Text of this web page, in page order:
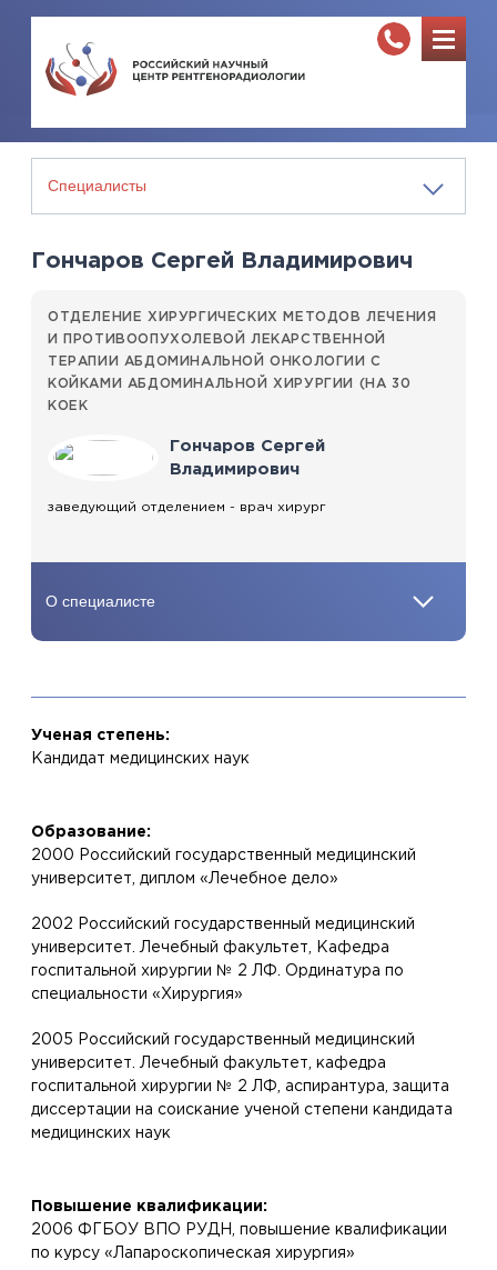
Гончаров Сергей Владимирович
ОТДЕЛЕНИЕ ХИРУРГИЧЕСКИХ МЕТОДОВ ЛЕЧЕНИЯ
И ПРОТИВООПУХОЛЕВОЙ ЛЕКАРСТВЕННОЙ
ТЕРАПИИ АБДОМИНАЛЬНОЙ ОНКОЛОГИИ С
КОЙКАМИ АБДОМИНАЛЬНОЙ ХИРУРГИИ (НА 30
КОЕК
Гончаров Сергей
Владимирович
заведующий отделением - врач хирург
Ученая степень:
Кандидат медицинских наук
Образование:
2000 Российский государственный медицинский
университет, диплом «Лечебное дело»
2002 Российский государственный медицинский
университет. Лечебный факультет, Кафедра
госпитальной хирургии № 2 ЛФ. Ординатура по
специальности «Хирургия»
2005 Российский государственный медицинский
университет. Лечебный факультет, кафедра
госпитальной хирургии № 2 ЛФ, аспирантура, защита
диссертации на соискание ученой степени кандидата
медицинских наук
Повышение квалификации:
2006 ФГБОУ ВПО РУДН, повышение квалификации
по курсу «Лапароскопическая хирургия»